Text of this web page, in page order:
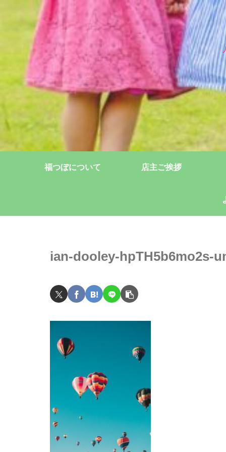
福つぼについて 店主ご挨拶
ian-dooley-hpTH5b6mo2s-